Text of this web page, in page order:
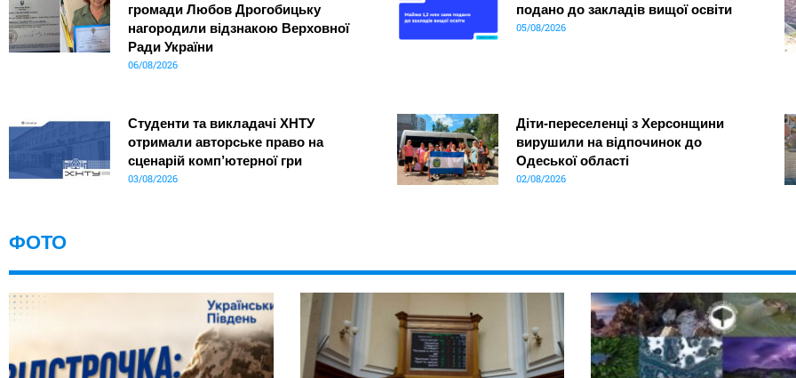
громади Любов Дрогобицьку
нагородили відзнакою Верховної
Ради України
06/08/2026
подано до закладів вищої освіти
05/08/2026
Студенти та викладачі ХНТУ
отримали авторське право на
сценарій комп’ютерної гри
03/08/2026
Діти-переселенці з Херсонщини
вирушили на відпочинок до
Одеської області
02/08/2026
ФОТО